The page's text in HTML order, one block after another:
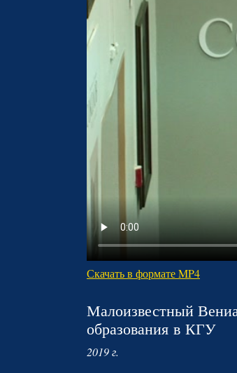
Скачать в формате MP4
Малоизвестный
образования в КГУ
2019 г.